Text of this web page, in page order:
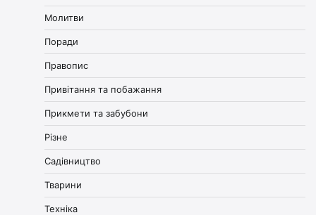
Молитви
Поради
Правопис
Привітання та побажання
Прикмети та забубони
Різне
Садівництво
Тварини
Техніка